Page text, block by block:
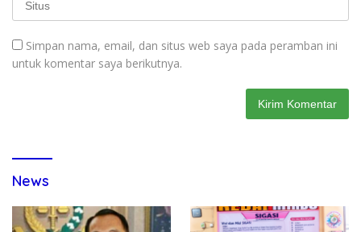
Simpan nama, email, dan situs web saya pada peramban ini
untuk komentar saya berikutnya.
News